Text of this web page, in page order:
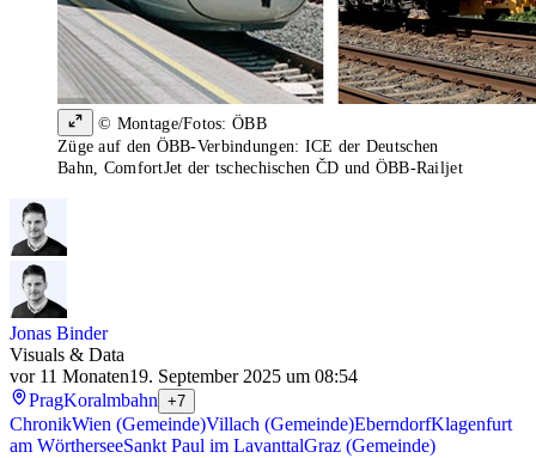
© Montage/Fotos: ÖBB
Züge auf den ÖBB-Verbindungen: ICE der Deutschen
Bahn, ComfortJet der tschechischen ČD und ÖBB-Railjet
Jonas Binder
Visuals & Data
vor 11 Monaten19. September 2025 um 08:54
PragKoralmbahn +7
ChronikWien (Gemeinde)Villach (Gemeinde)EberndorfKlagenfurt
am WörtherseeSankt Paul im LavanttalGraz (Gemeinde)